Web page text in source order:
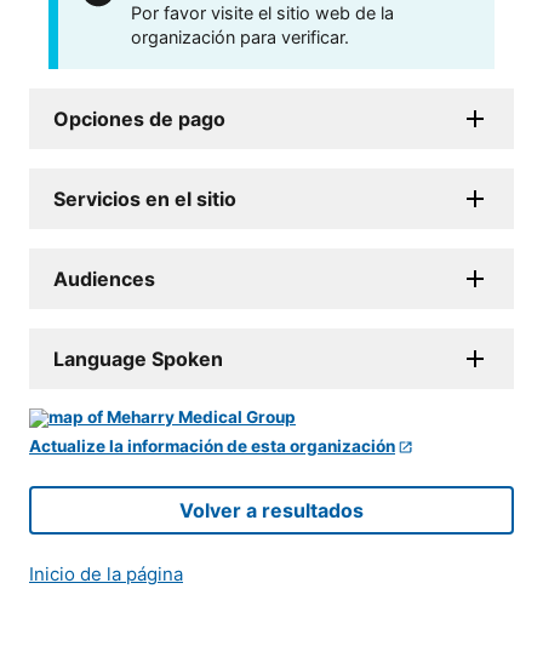
Por favor visite el sitio web de la
organización para verificar.
Opciones de pago
Servicios en el sitio
Audiences
Language Spoken
Actualize la información de esta organización
Volver a resultados
Inicio de la página